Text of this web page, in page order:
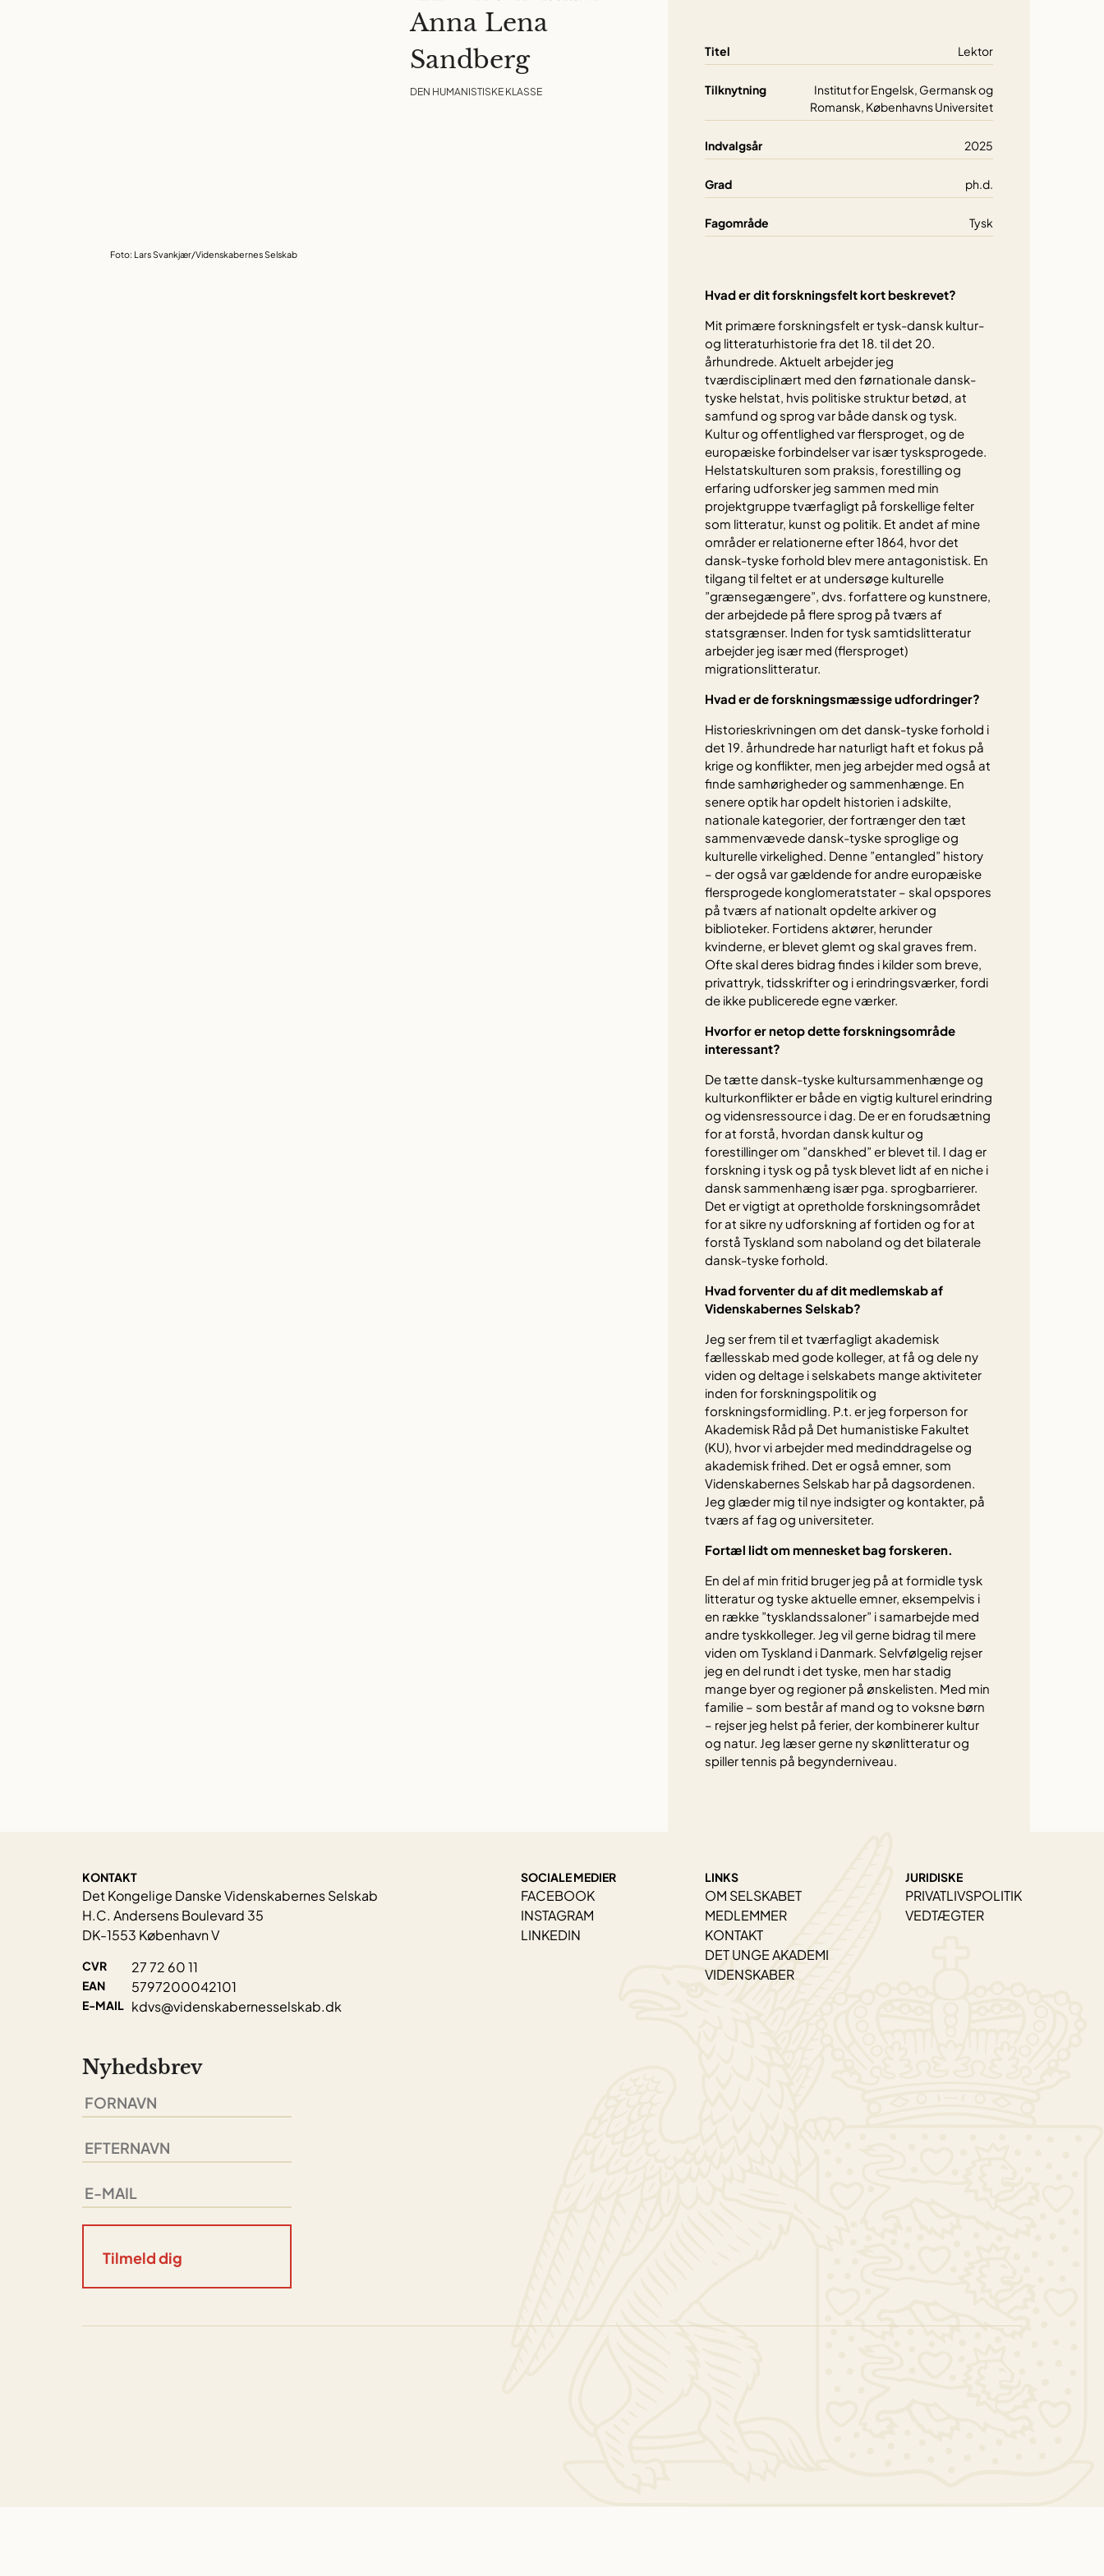
Foto: Lars Svankjær/Videnskabernes Selskab
Anna Lena
Sandberg
DEN HUMANISTISKE KLASSE
Titel Lektor
Tilknytning
Institut for Engelsk, Germansk og
Romansk, Københavns Universitet
Indvalgsår 2025
Grad ph.d.
Fagområde Tysk
Hvad er dit forskningsfelt kort beskrevet?
Mit primære forskningsfelt er tysk-dansk kultur-
og litteraturhistorie fra det 18. til det 20.
århundrede. Aktuelt arbejder jeg
tværdisciplinært med den førnationale dansk-
tyske helstat, hvis politiske struktur betød, at
samfund og sprog var både dansk og tysk.
Kultur og offentlighed var flersproget, og de
europæiske forbindelser var især tysksprogede.
Helstatskulturen som praksis, forestilling og
erfaring udforsker jeg sammen med min
projektgruppe tværfagligt på forskellige felter
som litteratur, kunst og politik. Et andet af mine
områder er relationerne efter 1864, hvor det
dansk-tyske forhold blev mere antagonistisk. En
tilgang til feltet er at undersøge kulturelle
”grænsegængere”, dvs. forfattere og kunstnere,
der arbejdede på flere sprog på tværs af
statsgrænser. Inden for tysk samtidslitteratur
arbejder jeg især med (flersproget)
migrationslitteratur.
Hvad er de forskningsmæssige udfordringer?
Historieskrivningen om det dansk-tyske forhold i
det 19. århundrede har naturligt haft et fokus på
krige og konflikter, men jeg arbejder med også at
finde samhørigheder og sammenhænge. En
senere optik har opdelt historien i adskilte,
nationale kategorier, der fortrænger den tæt
sammenvævede dansk-tyske sproglige og
kulturelle virkelighed. Denne ”entangled” history
– der også var gældende for andre europæiske
flersprogede konglomeratstater – skal opspores
på tværs af nationalt opdelte arkiver og
biblioteker. Fortidens aktører, herunder
kvinderne, er blevet glemt og skal graves frem.
Ofte skal deres bidrag findes i kilder som breve,
privattryk, tidsskrifter og i erindringsværker, fordi
de ikke publicerede egne værker.
Hvorfor er netop dette forskningsområde
interessant?
De tætte dansk-tyske kultursammenhænge og
kulturkonflikter er både en vigtig kulturel erindring
og vidensressource i dag. De er en forudsætning
for at forstå, hvordan dansk kultur og
forestillinger om ”danskhed” er blevet til. I dag er
forskning i tysk og på tysk blevet lidt af en niche i
dansk sammenhæng især pga. sprogbarrierer.
Det er vigtigt at opretholde forskningsområdet
for at sikre ny udforskning af fortiden og for at
forstå Tyskland som naboland og det bilaterale
dansk-tyske forhold.
Hvad forventer du af dit medlemskab af
Videnskabernes Selskab?
Jeg ser frem til et tværfagligt akademisk
fællesskab med gode kolleger, at få og dele ny
viden og deltage i selskabets mange aktiviteter
inden for forskningspolitik og
forskningsformidling. P.t. er jeg forperson for
Akademisk Råd på Det humanistiske Fakultet
(KU), hvor vi arbejder med medinddragelse og
akademisk frihed. Det er også emner, som
Videnskabernes Selskab har på dagsordenen.
Jeg glæder mig til nye indsigter og kontakter, på
tværs af fag og universiteter.
Fortæl lidt om mennesket bag forskeren.
En del af min fritid bruger jeg på at formidle tysk
litteratur og tyske aktuelle emner, eksempelvis i
en række ”tysklandssaloner” i samarbejde med
andre tyskkolleger. Jeg vil gerne bidrag til mere
viden om Tyskland i Danmark. Selvfølgelig rejser
jeg en del rundt i det tyske, men har stadig
mange byer og regioner på ønskelisten. Med min
familie – som består af mand og to voksne børn
– rejser jeg helst på ferier, der kombinerer kultur
og natur. Jeg læser gerne ny skønlitteratur og
spiller tennis på begynderniveau.
KONTAKT
Det Kongelige Danske Videnskabernes Selskab
H.C. Andersens Boulevard 35
DK-1553 København V
CVR 27 72 60 11
EAN 5797200042101
E-MAIL kdvs@videnskabernesselskab.dk
Nyhedsbrev
SOCIALE MEDIER
FACEBOOK
INSTAGRAM
LINKEDIN
LINKS
OM SELSKABET
MEDLEMMER
KONTAKT
DET UNGE AKADEMI
VIDENSKABER
JURIDISKE
PRIVATLIVSPOLITIK
VEDTÆGTER